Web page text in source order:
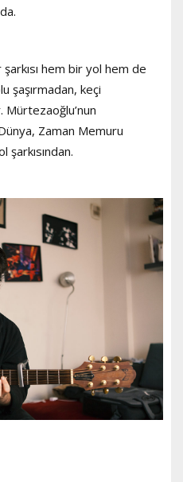
hem bir yol hem de
şaşırmadan, keçi
Mürtezaoğlu’nun
Zaman Memuru
şarkısından.